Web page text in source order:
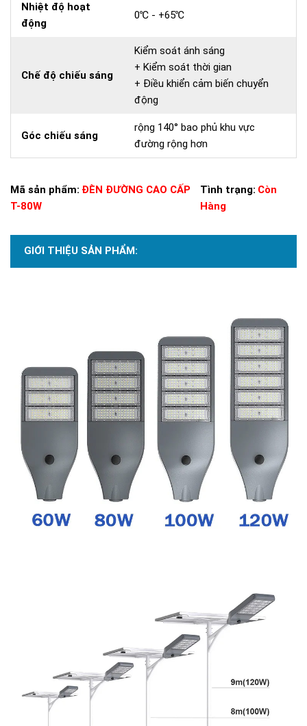
Nhiệt độ hoạt
động
0℃ - +65℃
Chế độ chiếu sáng
Kiểm soát ánh sáng
+ Kiểm soát thời gian
+ Điều khiển cảm biến chuyển
động
Góc chiếu sáng
rộng 140° bao phủ khu vực
đường rộng hơn
Mã sản phẩm: ĐÈN ĐƯỜNG CAO CẤP
T-80W
Tình trạng: Còn
Hàng
GIỚI THIỆU SẢN PHẨM: